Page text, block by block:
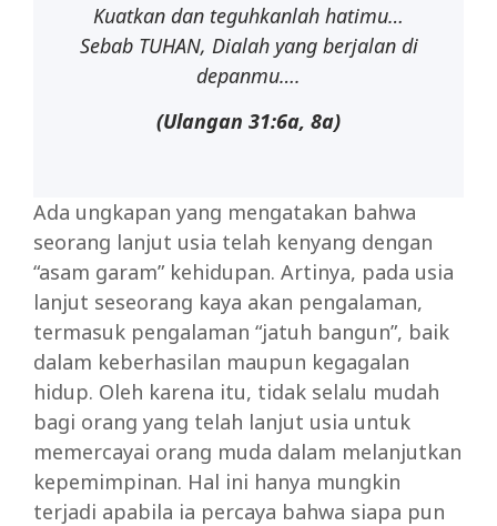
Kuatkan dan teguhkanlah hatimu…
Sebab TUHAN, Dialah yang berjalan di
depanmu….
(Ulangan 31:6a, 8a)
Ada ungkapan yang mengatakan bahwa
seorang lanjut usia telah kenyang dengan
“asam garam” kehidupan. Artinya, pada usia
lanjut seseorang kaya akan pengalaman,
termasuk pengalaman “jatuh bangun”, baik
dalam keberhasilan maupun kegagalan
hidup. Oleh karena itu, tidak selalu mudah
bagi orang yang telah lanjut usia untuk
memercayai orang muda dalam melanjutkan
kepemimpinan. Hal ini hanya mungkin
terjadi apabila ia percaya bahwa siapa pun